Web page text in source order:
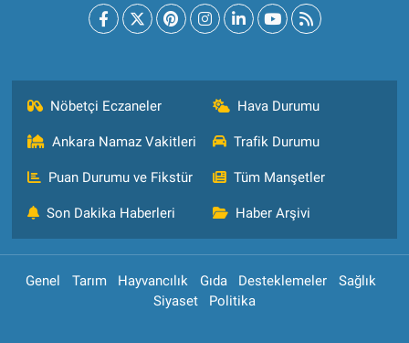
Nöbetçi Eczaneler Hava Durumu
Ankara Namaz Vakitleri Trafik Durumu
Puan Durumu ve Fikstür Tüm Manşetler
Son Dakika Haberleri Haber Arşivi
Genel Tarım Hayvancılık Gıda Desteklemeler
Sağlık
Siyaset
Politika